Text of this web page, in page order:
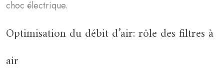
choc électrique.
Optimisation du débit d’air: rôle des filtres à
air